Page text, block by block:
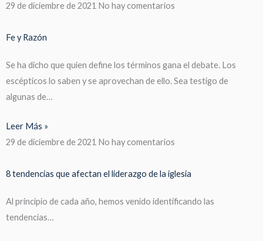
29 de diciembre de 2021 No hay comentarios
Fe y Razón
Se ha dicho que quien define los términos gana el debate. Los
escépticos lo saben y se aprovechan de ello. Sea testigo de
algunas de…
Leer Más »
29 de diciembre de 2021 No hay comentarios
8 tendencias que afectan el liderazgo de la iglesia
Al principio de cada año, hemos venido identificando las
tendencias…